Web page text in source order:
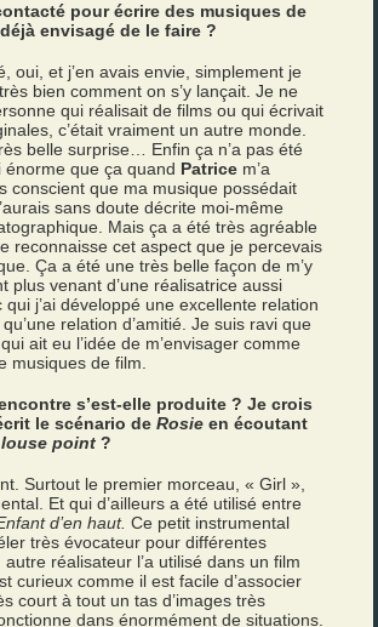
pour écrire des musiques de
envisagé de le faire ?
oui, et j’en avais envie, simplement je
bien comment on s’y lançait. Je ne
qui réalisait de films ou qui écrivait
c’était vraiment un autre monde.
belle surprise… Enfin ça n’a pas été
énorme que ça quand Patrice m’a
conscient que ma musique possédait
sans doute décrite moi-même
Mais ça a été très agréable
reconnaisse cet aspect que je percevais
Ça a été une très belle façon de m’y
plus venant d’une réalisatrice aussi
j’ai développé une excellente relation
relation d’amitié. Je suis ravi que
ait eu l’idée de m’envisager comme
musiques de film.
s’est-elle produite ? Je crois
le scénario deRosie en écoutant
point ?
Surtout le premier morceau, « Girl »,
Et qui d’ailleurs a été utilisé entre
d’en haut. Ce petit instrumental
très évocateur pour différentes
réalisateur l’a utilisé dans un film
curieux comme il est facile d’associer
court à tout un tas d’images très
dans énormément de situations.